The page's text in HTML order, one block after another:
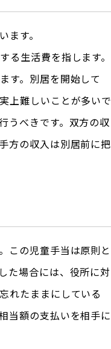
す。
生活費を指します。
す。別居を開始して
上難しいことが多いで
うべきです。双方の収
方の収入は別居前に把
この児童手当は原則と
た場合には、役所に対
れたままにしている
当額の支払いを相手に